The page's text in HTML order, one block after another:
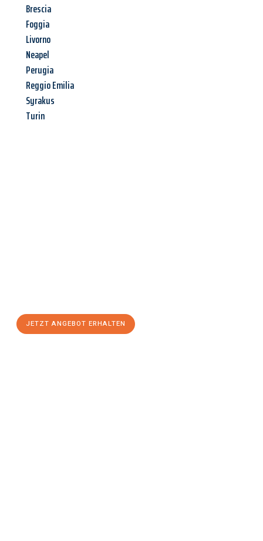
Brescia
Foggia
Livorno
Neapel
Perugia
Reggio Emilia
Syrakus
Turin
JETZT ANGEBOT ERHALTEN